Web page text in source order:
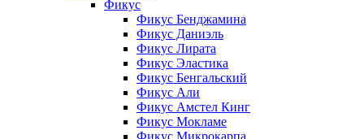
Фикус
Фикус Бенджамина
Фикус Даниэль
Фикус Лирата
Фикус Эластика
Фикус Бенгальский
Фикус Али
Фикус Амстел Кинг
Фикус Мокламе